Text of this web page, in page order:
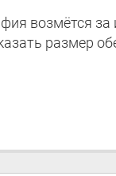
возмётся за
размер